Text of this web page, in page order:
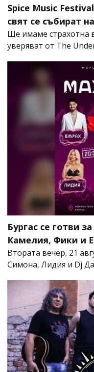
Spice Music
свят се събират
Ще имаме страхотна
уверяват от The
Бургас се готви
Камелия, Фики и
Втората вечер, 21
Симона, Лидия и Dj